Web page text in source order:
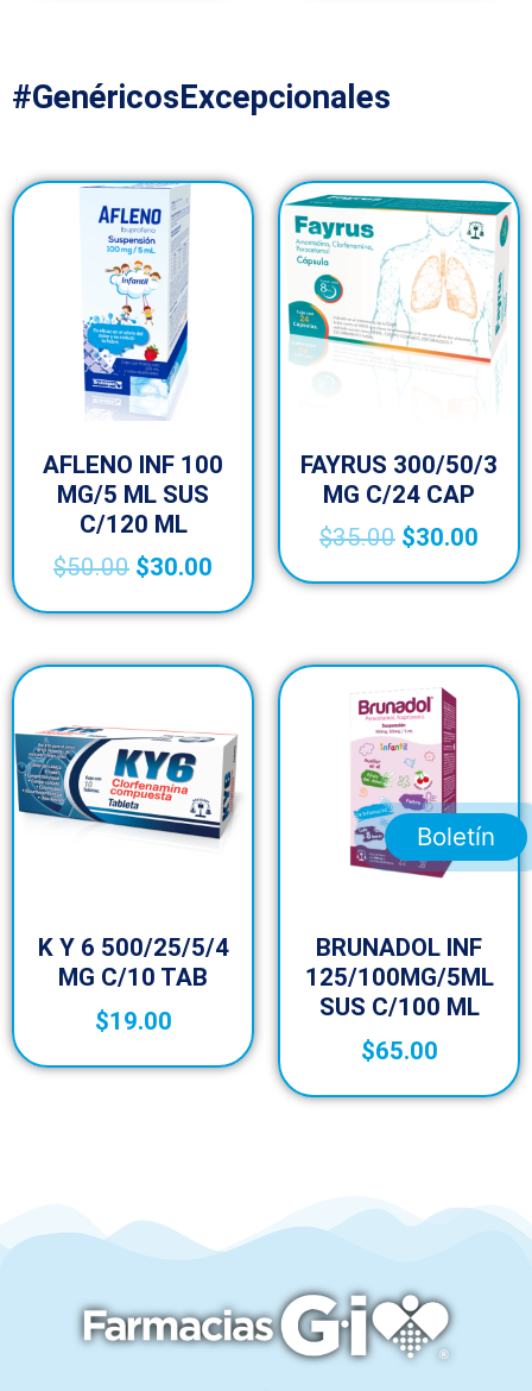
#GenéricosExcepcionales
AFLENO INF 100
MG/5 ML SUS
C/120 ML
$50.00 $30.00
FAYRUS 300/50/3
MG C/24 CAP
$35.00 $30.00
K Y 6 500/25/5/4
MG C/10 TAB
$19.00
BRUNADOL INF
125/100MG/5ML
SUS C/100 ML
$65.00
Boletín